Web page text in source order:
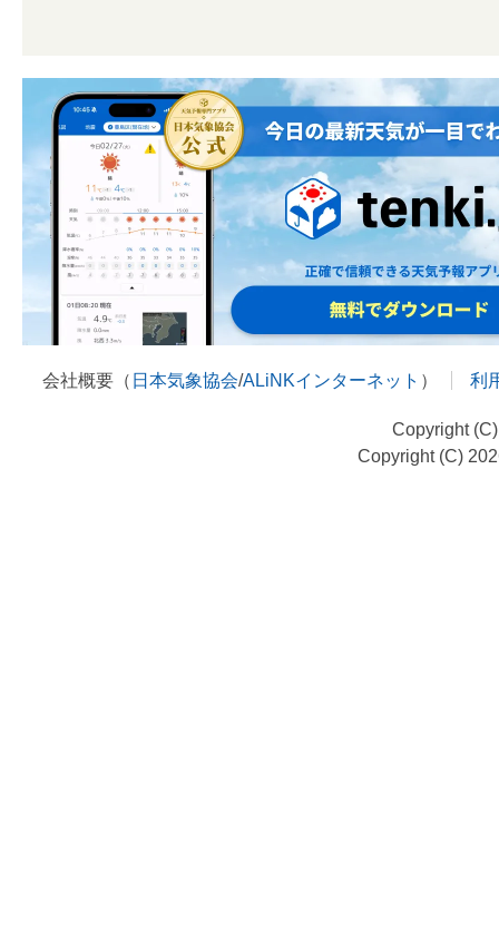
会社概要（ 日本気象協会/ALiNKインターネット ） 利
Copyright
Copyright (C)